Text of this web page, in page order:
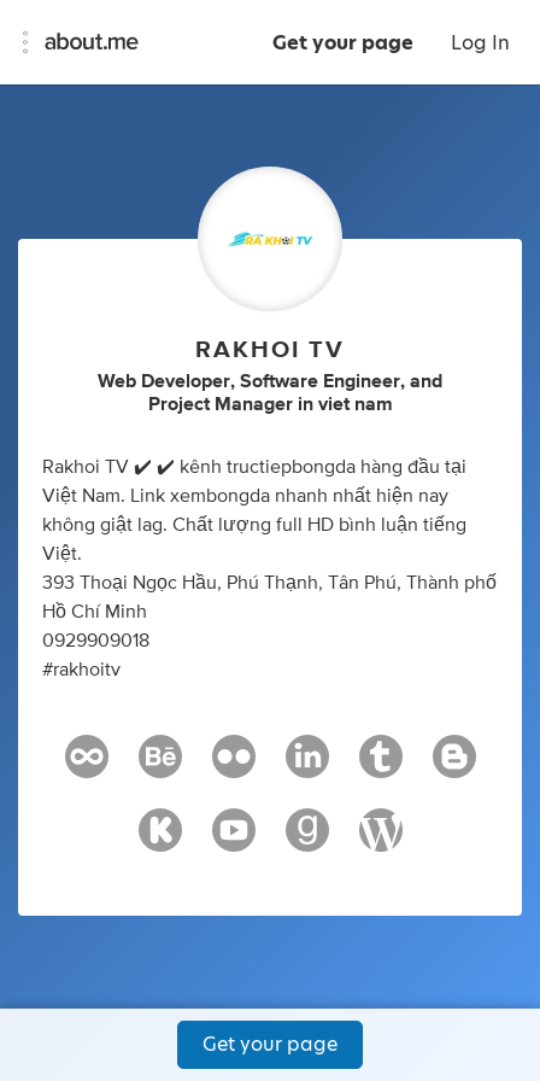
Get your page Log In
RAKHOI TV
Web Developer, Software Engineer, and
Project Manager in viet nam
Rakhoi TV ✔️ ✔️ kênh tructiepbongda hàng đầu tại
Việt Nam. Link xembongda nhanh nhất hiện nay
không giật lag. Chất lượng full HD bình luận tiếng
Việt.
393 Thoại Ngọc Hầu, Phú Thạnh, Tân Phú, Thành phố
Hồ Chí Minh
0929909018
#rakhoitv
Get your page